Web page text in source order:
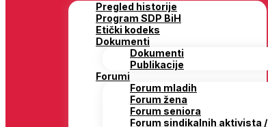
Pregled historije
Program SDP BiH
Etički kodeks
Dokumenti
Dokumenti
Publikacije
Forumi
Forum mladih
Forum žena
Forum seniora
Forum sindikalnih aktivista /